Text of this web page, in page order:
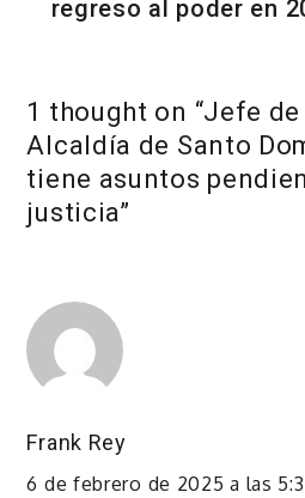
regreso al poder en
1 thought on “Jefe
Alcaldía de Santo
tiene asuntos
justicia”
Frank Rey
6 de febrero de 2025 a las